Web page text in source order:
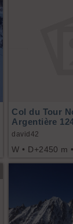
Col du Tour
Argentière
david42
W • D+2450 m